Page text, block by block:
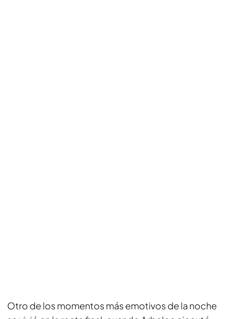
Otro de los momentos más emotivos de la noche